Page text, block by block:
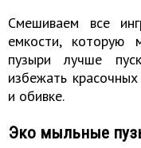
Смешиваем все
емкости, которую
пузыри лучше
избежать
и обивке.
Эко мыльные